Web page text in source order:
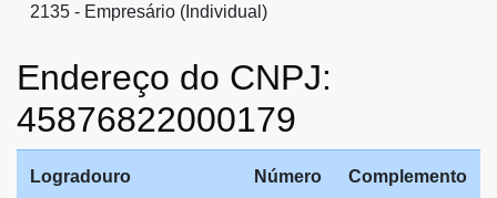
2135 - Empresário (Individual)
Endereço do CNPJ:
45876822000179
Logradouro Número Complemento